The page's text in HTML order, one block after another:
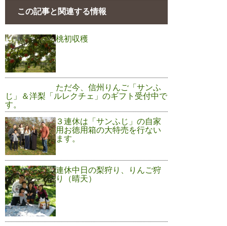
この記事と関連する情報
桃初収穫
ただ今、信州りんご「サンふ
じ」＆洋梨「ルレクチェ」のギフト受付中で
す。
３連休は「サンふじ」の自家
用お徳用箱の大特売を行ない
ます。
連休中日の梨狩り、りんご狩
り（晴天）